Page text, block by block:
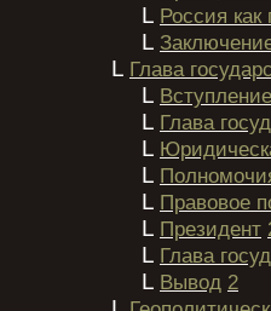
L Россия как
L
L Глава
L Вступление
L Глава
L
L
L Правовое
L Президент
L Глава
L Вывод 2